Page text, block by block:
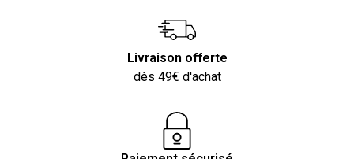
Livraison offerte
dès 49€ d'achat